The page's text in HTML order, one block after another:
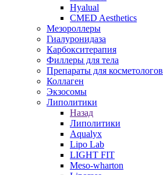
Hyalual
CMED Aesthetics
Мезороллеры
Гиалуронидаза
Карбокситерапия
Филлеры для тела
Препараты для косметологов
Коллаген
Экзосомы
Липолитики
Назад
Липолитики
Aqualyx
Lipo Lab
LIGHT FIT
Meso-wharton